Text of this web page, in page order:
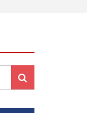
Search